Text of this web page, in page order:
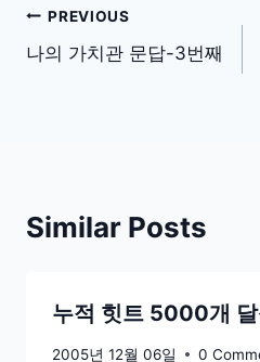
글
탐
PREVIOUS
나의 가치관 문답-3번째
Similar Posts
누적 힛트 5000개 달
2005년 12월 06일 0